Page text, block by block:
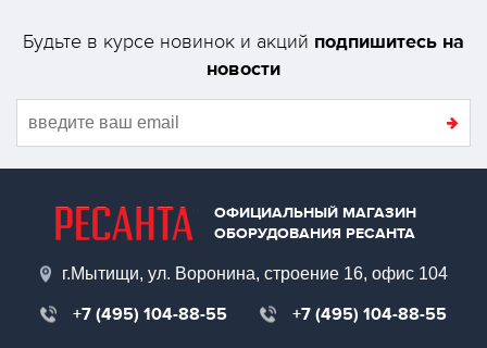
Будьте в курсе новинок и акций подпишитесь на
новости
ОФИЦИАЛЬНЫЙ МАГАЗИН
ОБОРУДОВАНИЯ РЕСАНТА
г.Мытищи, ул. Воронина, строение 16, офис 104
+7 (495) 104-88-55 +7 (495) 104-88-55